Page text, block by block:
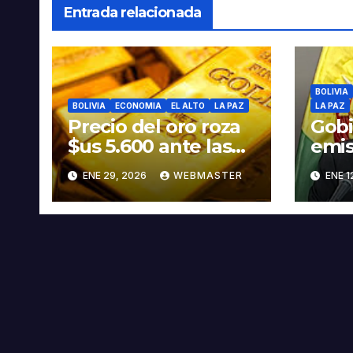
Entrada relacionada
BOLIVIA ECONOMIA EL ALTO LA PAZ
Precio del oro roza
$us 5.600 ante las
amenazas de
Trump contra Irán
ENE 29, 2026 WEBMASTER
BOLIVIA
LA PAZ
que
5503
ENE